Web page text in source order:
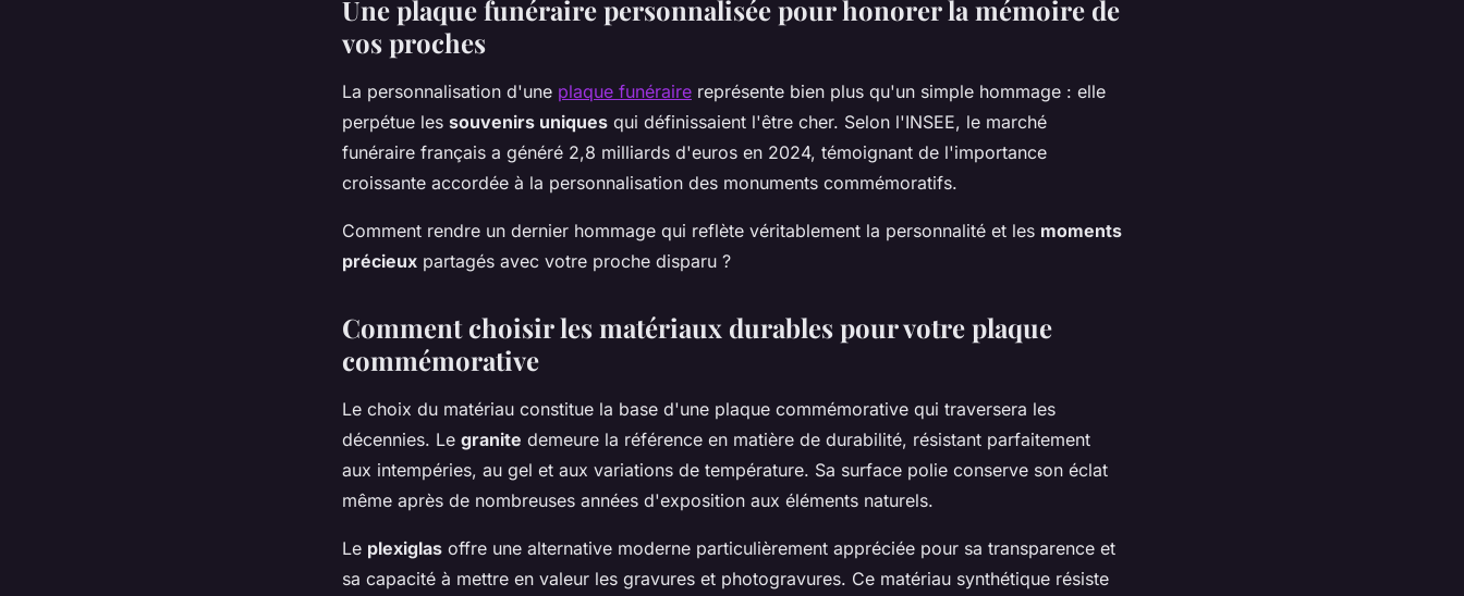
Une plaque funéraire personnalisée pour honorer la mémoire de
vos proches
La personnalisation d'une plaque funéraire représente bien plus qu'un simple hommage : elle
perpétue les souvenirs uniques qui définissaient l'être cher. Selon l'INSEE, le marché
funéraire français a généré 2,8 milliards d'euros en 2024, témoignant de l'importance
croissante accordée à la personnalisation des monuments commémoratifs.
Comment rendre un dernier hommage qui reflète véritablement la personnalité et les moments
précieux partagés avec votre proche disparu ?
Comment choisir les matériaux durables pour votre plaque
commémorative
Le choix du matériau constitue la base d'une plaque commémorative qui traversera les
décennies. Le granite demeure la référence en matière de durabilité, résistant parfaitement
aux intempéries, au gel et aux variations de température. Sa surface polie conserve son éclat
même après de nombreuses années d'exposition aux éléments naturels.
Le plexiglas offre une alternative moderne particulièrement appréciée pour sa transparence et
sa capacité à mettre en valeur les gravures et photogravures. Ce matériau synthétique résiste